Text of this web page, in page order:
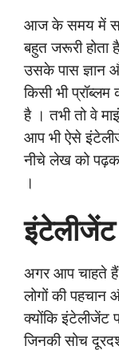
आज के समय में
बहुत जरूरी होता
उसके पास ज्ञान
किसी भी
है । तभी तो वे
आप भी ऐसे
नीचे लेख को
।
इंटेलीजेंट
अगर आप चाहते हैं
लोगों की पहचान
क्योंकि इंटेलीजेंट
जिनकी सोच